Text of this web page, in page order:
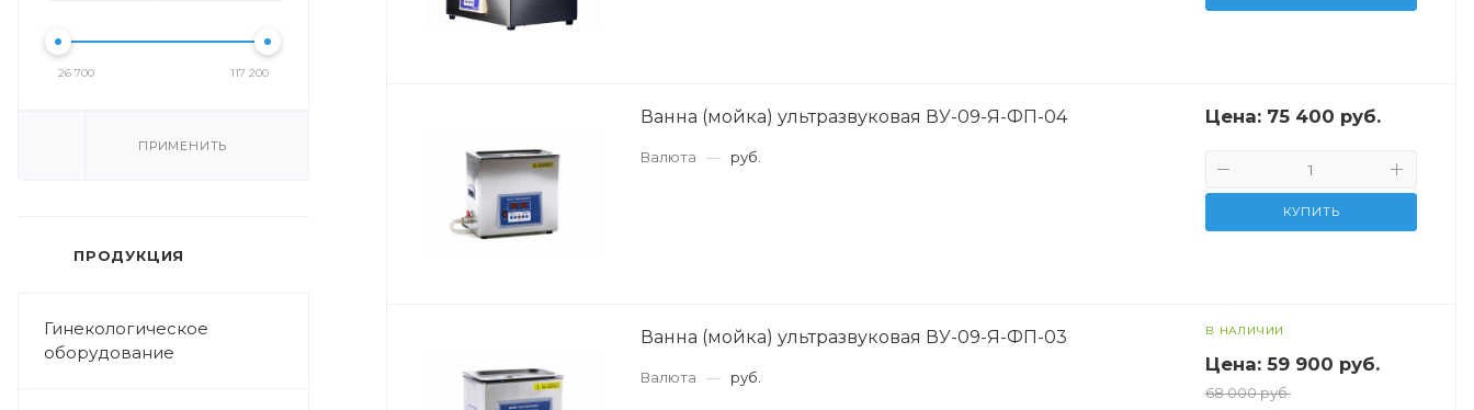
26 700 117 200
ПРИМЕНИТЬ
ПРОДУКЦИЯ
Гинекологическое
оборудование
Ванна (мойка) ультразвуковая ВУ-09-Я-ФП-04
Валюта — руб.
Цена: 75 400 руб.
КУПИТЬ
Ванна (мойка) ультразвуковая ВУ-09-Я-ФП-03
Валюта — руб.
В НАЛИЧИИ
Цена: 59 900 руб.
68 000 руб.